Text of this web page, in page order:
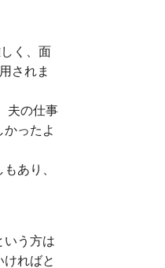
く、面
されま
夫の仕事
ったよ
あり、
いう方は
ればと